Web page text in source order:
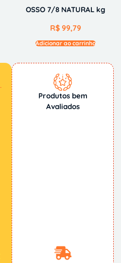
Produtos bem
Avaliados
OSSO 7/8 NATURAL kg
R$99,79
Adicionar ao carrinho